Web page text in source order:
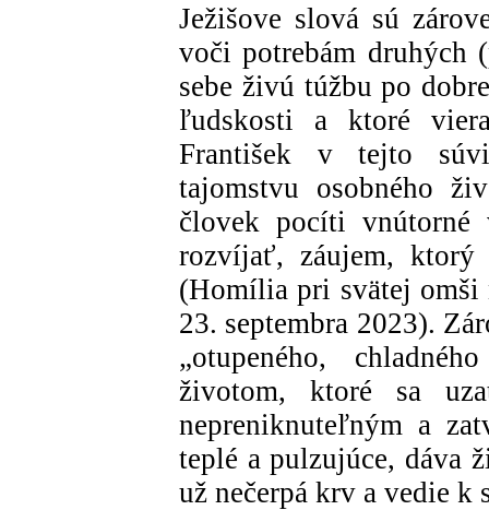
Ježišove slová sú
voči potrebám
sebe živú túžbu po
ľudskosti a ktoré
František v tejto
tajomstvu osobného
človek pocíti vnútorné
rozvíjať, záujem, ktorý
(Homília pri svätej omši
23. septembra 2023).
„otupeného,
životom, ktoré sa
nepreniknuteľným a
teplé a pulzujúce, dáva
už nečerpá krv a vedie k